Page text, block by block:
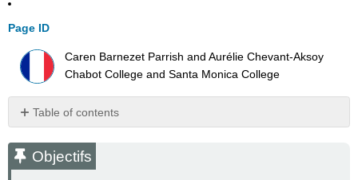
Page ID
Caren Barnezet Parrish and Aurélie Chevant-Aksoy
Chabot College and Santa Monica College
Table of contents
Fichiers
audio
Objectifs